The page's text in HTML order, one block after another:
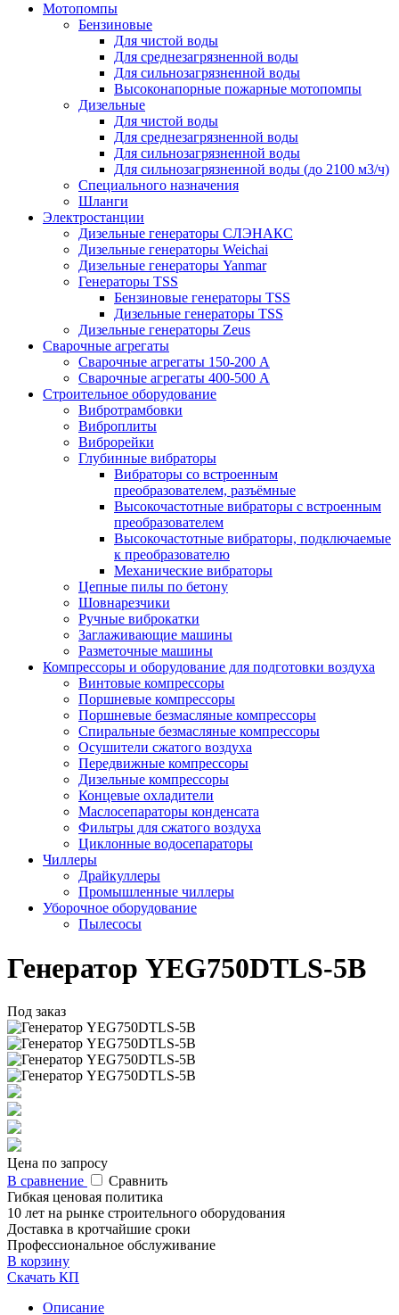
Мотопомпы
Бензиновые
Для чистой воды
Для среднезагрязненной воды
Для сильнозагрязненной воды
Высоконапорные пожарные мотопомпы
Дизельные
Для чистой воды
Для среднезагрязненной воды
Для сильнозагрязненной воды
Для сильнозагрязненной воды (до 2100 м3/ч)
Специального назначения
Шланги
Электростанции
Дизельные генераторы СЛЭНАКС
Дизельные генераторы Weichai
Дизельные генераторы Yanmar
Генераторы TSS
Бензиновые генераторы TSS
Дизельные генераторы TSS
Дизельные генераторы Zeus
Сварочные агрегаты
Сварочные агрегаты 150-200 А
Сварочные агрегаты 400-500 А
Строительное оборудование
Вибротрамбовки
Виброплиты
Виброрейки
Глубинные вибраторы
Вибраторы со встроенным
преобразователем, разъёмные
Высокочастотные вибраторы с встроенным
преобразователем
Высокочастотные вибраторы, подключаемые
к преобразователю
Механические вибраторы
Цепные пилы по бетону
Шовнарезчики
Ручные виброкатки
Заглаживающие машины
Разметочные машины
Компрессоры и оборудование для подготовки воздуха
Винтовые компрессоры
Поршневые компрессоры
Поршневые безмасляные компрессоры
Спиральные безмасляные компрессоры
Осушители сжатого воздуха
Передвижные компрессоры
Дизельные компрессоры
Концевые охладители
Маслосепараторы конденсата
Фильтры для сжатого воздуха
Циклонные водосепараторы
Чиллеры
Драйкуллеры
Промышленные чиллеры
Уборочное оборудование
Пылесосы
Генератор YEG750DTLS-5B
Под заказ
Цена по запросу
В сравнение
Сравнить
Гибкая ценовая политика
10 лет на рынке строительного оборудования
Доставка в кротчайшие сроки
Профессиональное обслуживание
В корзину
Скачать КП
Описание